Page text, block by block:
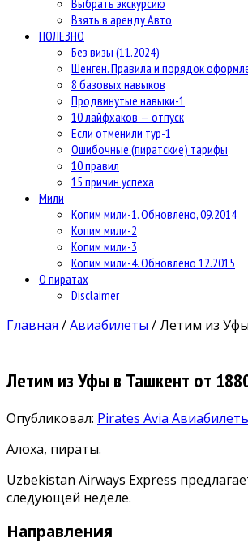
Взять в аренду Авто
ПОЛЕЗНО
Без визы (11.2024)
Шенген. Правила и порядок
8 базовых навыков
Продвинутые навыки-1
10 лайфхаков — отпуск
Если отменили тур-1
Ошибочные (пиратские) тарифы
10 правил
15 причин успеха
Мили
Копим мили-1. Обновлено, 09.2014
Копим мили-2
Копим мили-3
Копим мили-4. Обновлено 12.2015
О пиратах
Disclaimer
Главная /Авиабилеты /Летим из Уфы
Летим из Уфы в Ташкент от
Опубликовал: Pirates Avia
Алоха, пираты.
Uzbekistan Airways Express
следующей неделе.
Направления